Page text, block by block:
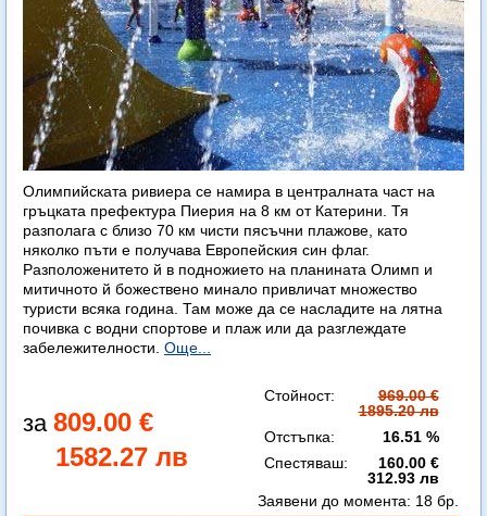
Олимпийската ривиера се намира в централната част на
гръцката префектура Пиерия на 8 км от Катерини. Тя
разполага с близо 70 км чисти пясъчни плажове, като
няколко пъти е получава Европейския син флаг.
Разположенитето й в подножието на планината Олимп и
митичното й божествено минало привличат множество
туристи всяка година. Там може да се насладите на лятна
почивка с водни спортове и плаж или да разглеждате
забележителности. Още...
809.00 €
1582.27 лв
Стойност:
969.00 €
1895.20 лв
Отстъпка:
16.51 %
Спестяваш:
160.00 €
312.93 лв
Заявени до момента: 18 бр.